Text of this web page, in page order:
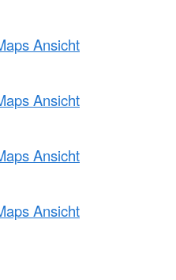
Ansicht
Ansicht
Ansicht
Ansicht